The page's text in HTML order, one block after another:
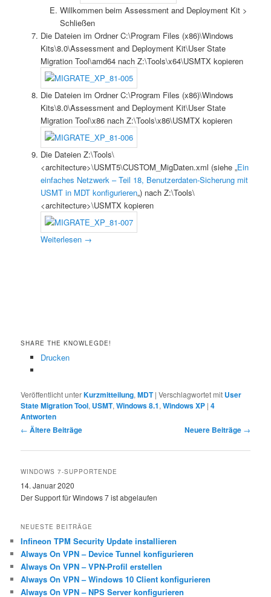
Willkommen beim Assessment and Deployment Kit >
Schließen
Die Dateien im Ordner C:\Program Files (x86)\Windows
Kits\8.0\Assessment and Deployment Kit\User State
Migration Tool\amd64 nach Z:\Tools\x64\USMTX kopieren
Die Dateien im Ordner C:\Program Files (x86)\Windows
Kits\8.0\Assessment and Deployment Kit\User State
Migration Tool\x86 nach Z:\Tools\x86\USMTX kopieren
Die Dateien Z:\Tools\
<architecture>\USMT5\CUSTOM_MigDaten.xml (siehe „Ein
einfaches Netzwerk – Teil 18, Benutzerdaten-Sicherung mit
USMT in MDT konfigurieren„) nach Z:\Tools\
<architecture>\USMTX kopieren
Weiterlesen →
SHARE THE KNOWLEGDE!
Drucken
Veröffentlicht unterKurzmitteilung,MDT |Verschlagwortet mit User
State Migration Tool, USMT,Windows 8.1,Windows XP |4
Antworten
Beitragsnavigation
← Ältere Beiträge Neuere Beiträge →
WINDOWS 7-SUPPORTENDE
14. Januar 2020
Der Support für Windows 7 ist abgelaufen
NEUESTE BEITRÄGE
Infineon TPM Security Update installieren
Always On VPN – Device Tunnel konfigurieren
Always On VPN – VPN-Profil erstellen
Always On VPN – Windows 10 Client konfigurieren
Always On VPN – NPS Server konfigurieren